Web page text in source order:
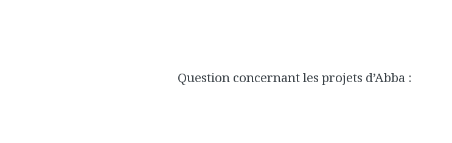
Question concernant les projets d’Abba :